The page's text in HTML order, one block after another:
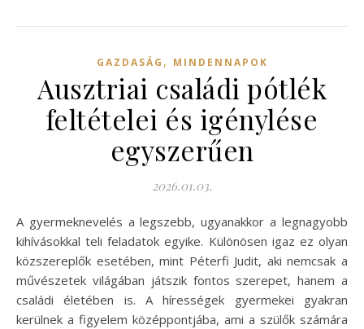
GAZDASÁG , MINDENNAPOK
Ausztriai családi pótlék
feltételei és igénylése
egyszerűen
2026.01.03.
A gyermeknevelés a legszebb, ugyanakkor a legnagyobb
kihívásokkal teli feladatok egyike. Különösen igaz ez olyan
közszereplők esetében, mint Péterfi Judit, aki nemcsak a
művészetek világában játszik fontos szerepet, hanem a
családi életében is. A hírességek gyermekei gyakran
kerülnek a figyelem középpontjába, ami a szülők számára